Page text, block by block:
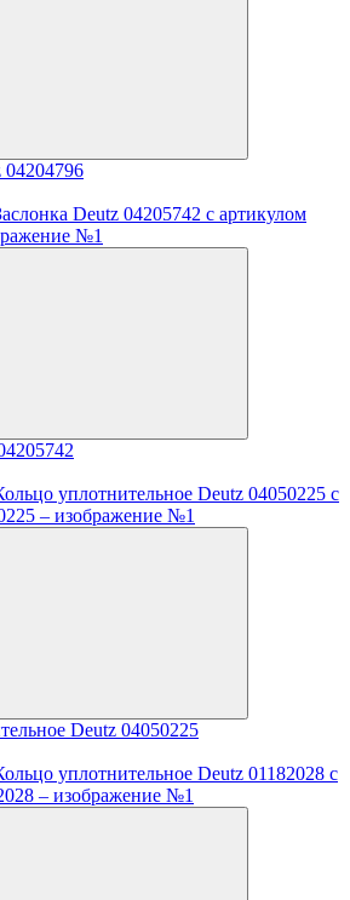
04204796
Deutz 04050225